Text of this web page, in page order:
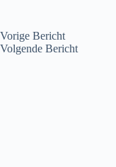
Vorige Bericht
Volgende Bericht